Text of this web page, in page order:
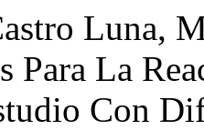
Luna,
Para La
Con